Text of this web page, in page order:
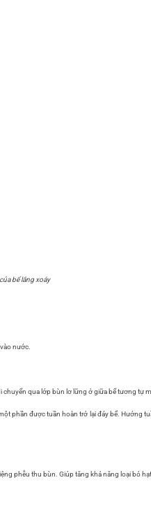
bể lắng xoáy
nước.
qua lớp bùn lơ lững ở giữa bể tương
phần được tuần hoàn trở lại đáy bể. Hướng
phễu thu bùn. Giúp tăng khả năng loại bỏ